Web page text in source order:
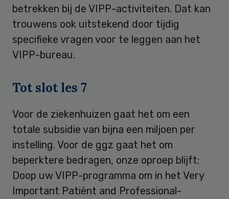
betrekken bij de VIPP-activiteiten. Dat kan
trouwens ook uitstekend door tijdig
specifieke vragen voor te leggen aan het
VIPP-bureau.
Tot slot les 7
Voor de ziekenhuizen gaat het om een
totale subsidie van bijna een miljoen per
instelling. Voor de ggz gaat het om
beperktere bedragen, onze oproep blijft:
Doop uw VIPP-programma om in het Very
Important Patiënt and Professional-